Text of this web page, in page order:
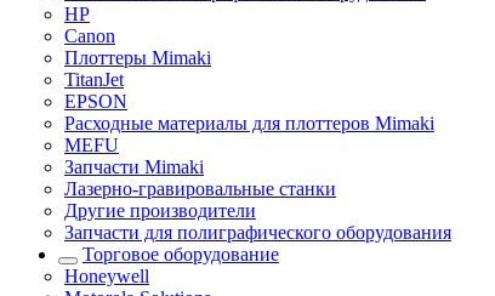
HP
Canon
Плоттеры Mimaki
TitanJet
EPSON
Расходные материалы для плоттеров Mimaki
MEFU
Запчасти Mimaki
Лазерно-гравировальные станки
Другие производители
Запчасти для полиграфического оборудования
Торговое оборудование
Honeywell